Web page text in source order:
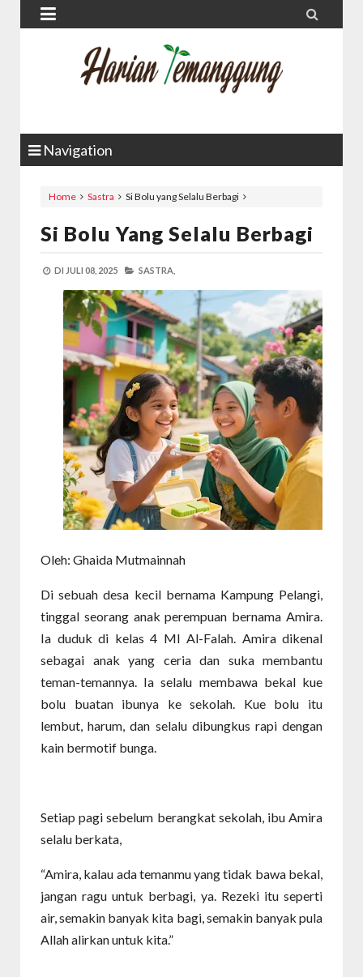
 
Navigation
Home Sastra Si Bolu yang Selalu Berbagi
Si Bolu Yang Selalu Berbagi
DI JULI 08, 2025 SASTRA,
Oleh: Ghaida Mutmainnah
Di sebuah desa kecil bernama Kampung Pelangi,
tinggal seorang anak perempuan bernama Amira.
Ia duduk di kelas 4 MI Al-Falah. Amira dikenal
sebagai anak yang ceria dan suka membantu
teman-temannya. Ia selalu membawa bekal kue
bolu buatan ibunya ke sekolah. Kue bolu itu
lembut, harum, dan selalu dibungkus rapi dengan
kain bermotif bunga.
Setiap pagi sebelum berangkat sekolah, ibu Amira
selalu berkata,
“Amira, kalau ada temanmu yang tidak bawa bekal,
jangan ragu untuk berbagi, ya. Rezeki itu seperti
air, semakin banyak kita bagi, semakin banyak pula
Allah alirkan untuk kita.”